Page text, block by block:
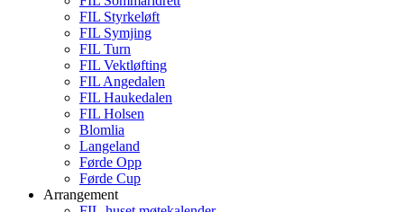
FIL Styrkeløft
FIL Symjing
FIL Turn
FIL Vektløfting
FIL Angedalen
FIL Haukedalen
FIL Holsen
Blomlia
Langeland
Førde Opp
Førde Cup
Arrangement